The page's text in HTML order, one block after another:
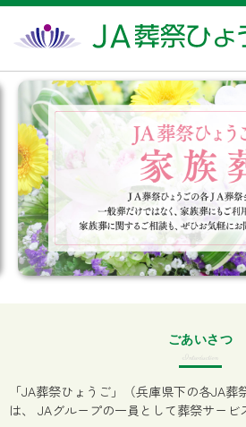
ごあいさつ
Introduction
「JA葬祭ひょうご」（兵庫県下の各JA
は、
JAグループの一員として葬祭サービ